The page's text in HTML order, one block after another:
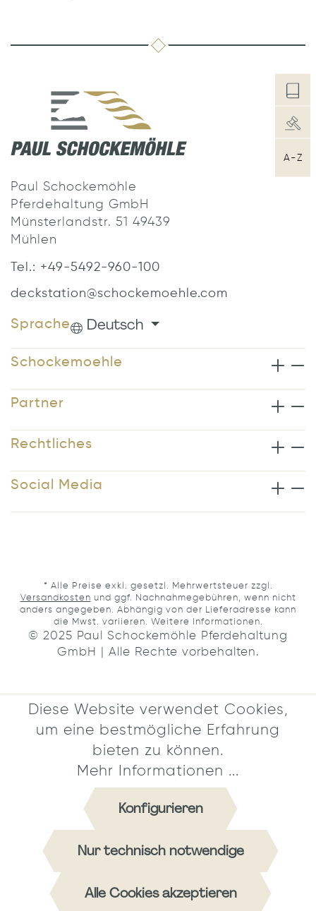
Paul Schockemöhle
Pferdehaltung GmbH
Münsterlandstr. 51 49439
Mühlen
Tel.: +49-5492-960-100
deckstation@schockemoehle.com
Sprache Deutsch
Schockemoehle
Partner
Rechtliches
Social Media
* Alle Preise exkl. gesetzl. Mehrwertsteuer zzgl.
Versandkosten und ggf. Nachnahmegebühren, wenn nicht
anders angegeben. Abhängig von der Lieferadresse kann
die Mwst. variieren. Weitere Informationen.
© 2025 Paul Schockemöhle Pferdehaltung
GmbH | Alle Rechte vorbehalten.
A-Z
Diese Website verwendet Cookies,
um eine bestmögliche Erfahrung
bieten zu können.
Mehr Informationen ...
Nur technisch notwendige
Konfigurieren
Alle Cookies akzeptieren